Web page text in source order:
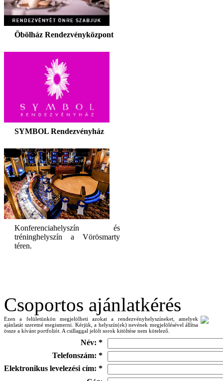
Öbölház Rendezvényközpont
SYMBOL Rendezvényház
Konferenciahelyszín és
tréninghelyszín a Vörösmarty
téren.
Csoportos ajánlatkérés
Ezen a felületünkön megjelölheti azokat a rendezvényhelyszíneket, amelyek
ajánlatát szeretné megismerni. Kérjük, a helyszín(ek) nevének megjelölésével állítsa
össze a kívánt portfoliót. A csillaggal jelölt sorok kitöltése nem kötelező.
Név: *
Telefonszám: *
Elektronikus levelezési cím: *